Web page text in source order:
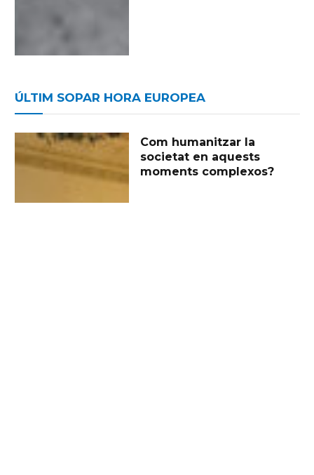
ÚLTIM SOPAR HORA EUROPEA
Com humanitzar la
societat en aquests
moments complexos?